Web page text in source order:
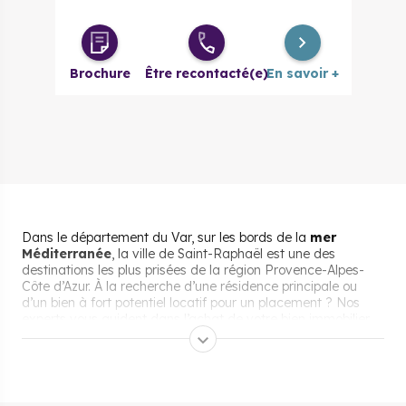
Brochure Être recontacté(e)En savoir +
Dans le département du Var, sur les bords de la mer
Méditerranée, la ville de Saint-Raphaël est une des
destinations les plus prisées de la région Provence-Alpes-
Côte d’Azur. À la recherche d’une résidence principale ou
d’un bien à fort potentiel locatif pour un placement ? Nos
neuf à Saint-Raphaël.